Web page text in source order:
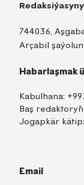
744036,
Arçabil
Habarlaşmak
Kabulhana:
Baş
Jogapkär kätip:
Email